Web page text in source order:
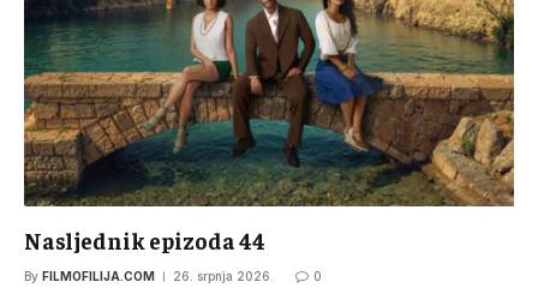
Nasljednik epizoda 44
By FILMOFILIJA.COM 26. srpnja 2026. 0